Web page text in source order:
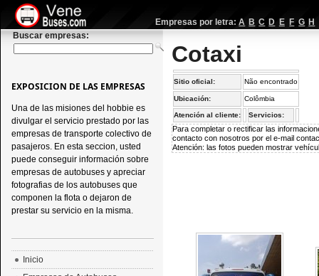
Empresas por letra: A B C D E F G H
Buscar empresas:
Cotaxi
Sitio oficial: Não encontrado
Ubicación: Colômbia
Atención al cliente: Servicios:
Para completar o rectificar las
contacto con nosotros por el e-mail
Atención: las fotos pueden mostrar
EXPOSICION DE LAS EMPRESAS
Una de las misiones del hobbie es
divulgar el servicio prestado por las
empresas de transporte colectivo de
pasajeros. En esta seccion, usted
puede conseguir información sobre
empresas de autobuses y apreciar
fotografias de los autobuses que
componen la flota o dejaron de
prestar su servicio en la misma.
Inicio